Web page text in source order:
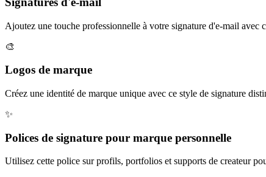
Ajoutez une touche professionnelle à votre signature d'e-mail avec
🎨
Logos de marque
Créez une identité de marque unique avec ce style de signature
✨
Polices de signature pour marque personnelle
Utilisez cette police sur profils, portfolios et supports de createur